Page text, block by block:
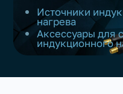
+7(351) 223-
заказать звонок
Источники
нагрева
Аксессуары для
индукционного